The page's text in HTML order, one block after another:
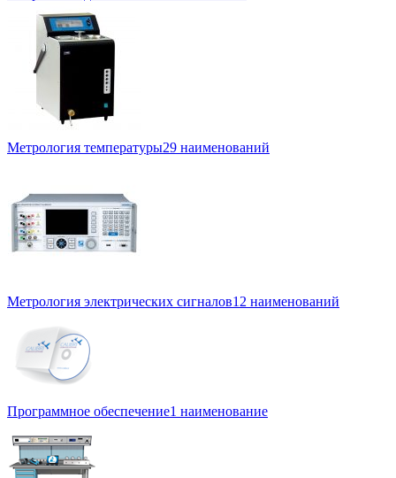
Метрология температуры29 наименований
Метрология электрических сигналов12 наименований
Программное обеспечение1 наименование